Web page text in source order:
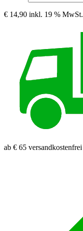
€ 14,90 inkl. 19 % MwSt.
ab € 65 versandkostenfrei